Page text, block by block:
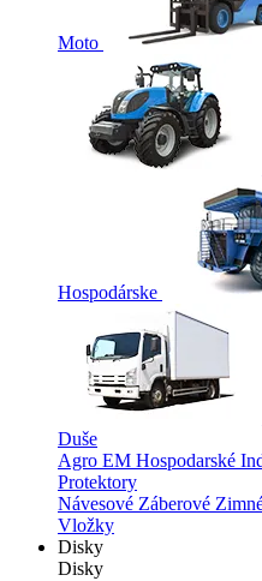
Moto
Hospodárske
Duše
Agro EM Hospodarské
Protektory
Návesové Záberové
Vložky
Disky
Disky